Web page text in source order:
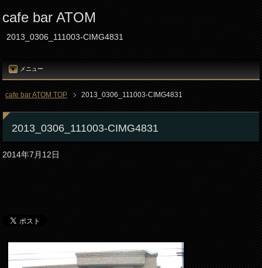
cafe bar ATOM
2013_0306_111003-CIMG4831
メニュー
cafe bar ATOM TOP 2013_0306_111003-CIMG4831
2013_0306_111003-CIMG4831
2014年7月12日